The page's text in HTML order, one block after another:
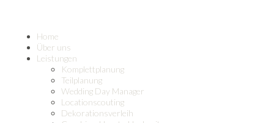
Home
Über uns
Leistungen
Komplettplanung
Teilplanung
Wedding Day Manager
Locationscouting
Dekorationsverleih